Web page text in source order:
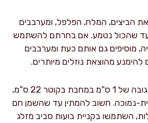
הביצים, המלח, הפלפל, ומערבבים
שהכול נטמע. אם בחרתם להשתמש
מוסיפים גם אותם כעת ומערבבים
להימנע מהוצאת נוזלים מיותרים.
מחממים שמן בגובה של 1 ס"מ במחבת בקוטר 22 ס"מ,
נמוכה. חשוב להמתין עד שהשמן חם
170 מעלות, השתמשו בקניית בועות סביב מזלג